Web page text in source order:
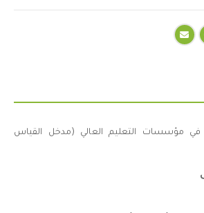
في مؤسسات التعليم العالي (مدخل القياس